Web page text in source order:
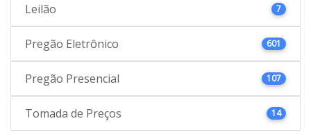
Leilão 7
Pregão Eletrônico 601
Pregão Presencial 107
Tomada de Preços 14